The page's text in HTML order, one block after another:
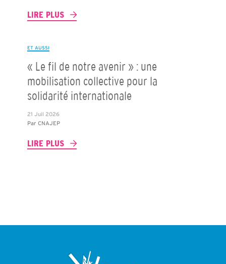
LIRE PLUS
ET AUSSI
« Le fil de notre avenir » : une
mobilisation collective pour la
solidarité internationale
21 Juil 2026
Par CNAJEP
LIRE PLUS